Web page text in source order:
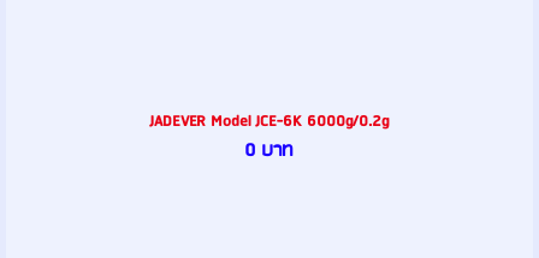
JADEVER Model JCE-6K 6000g/0.2g
0 บาท